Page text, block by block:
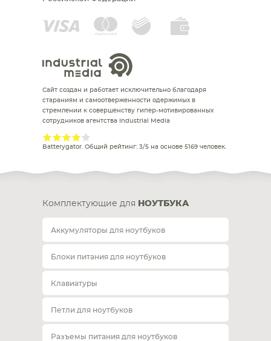
Сайт создан и работает исключительно благодаря
стараниям и самоотверженности одержимых в
стремлении к совершенству гипер-мотивированных
сотрудников агентства Industrial Media
Batterygator. Общий рейтинг: 3/5 на основе 5169 человек.
Комплектующие для НОУТБУКА
Аккумуляторы для ноутбуков
Блоки питания для ноутбуков
Клавиатуры
Петли для ноутбуков
Разъемы питания для ноутбуков